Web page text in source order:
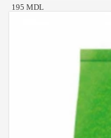
195 MDL